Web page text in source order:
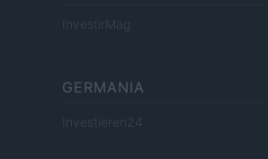
InvestirMag
GERMANIA
Investieren24